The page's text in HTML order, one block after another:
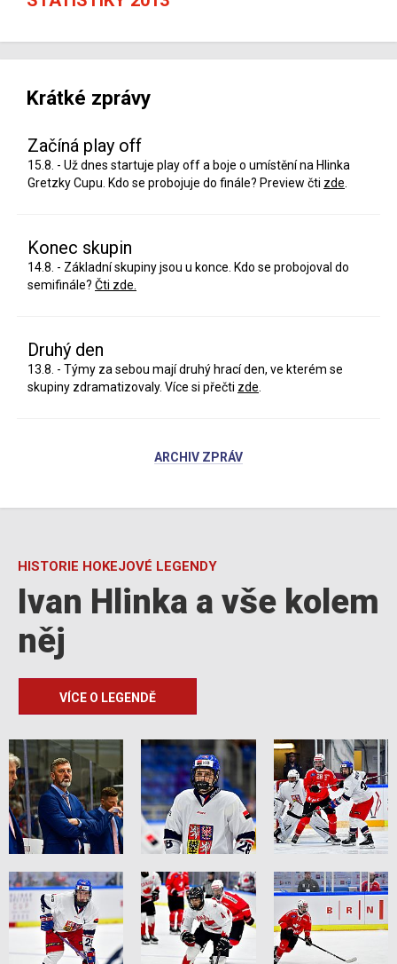
Krátké zprávy
Začíná play off
15.8. - Už dnes startuje play off a boje o umístění na Hlinka
Gretzky Cupu. Kdo se probojuje do finále? Preview čti zde
Konec skupin
14.8. - Základní skupiny jsou u konce. Kdo se probojoval do
semifinále? Čti zde.
Druhý den
13.8. - Týmy za sebou mají druhý hrací den, ve kterém se
skupiny zdramatizovaly. Více si přečti zde
ARCHIV ZPRÁV
HISTORIE HOKEJOVÉ LEGENDY
Ivan Hlinka a vše kolem
něj
VÍCE O LEGENDĚ